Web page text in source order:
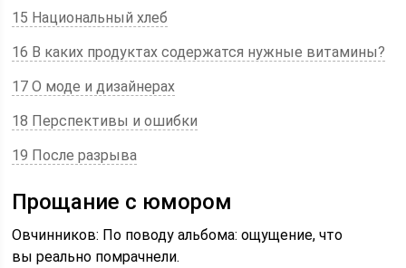
15 Национальный хлеб
16 В каких продуктах содержатся нужные витамины?
17 О моде и дизайнерах
18 Перспективы и ошибки
19 После разрыва
Прощание с юмором
Овчинников: По поводу альбома: ощущение, что
вы реально помрачнели.